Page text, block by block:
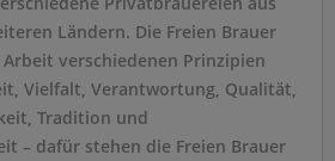
Ländern. Die Freien Brauer
verschiedenen Prinzipien
Vielfalt, Verantwortung, Qualität,
Tradition und
– dafür stehen die Freien Brauer